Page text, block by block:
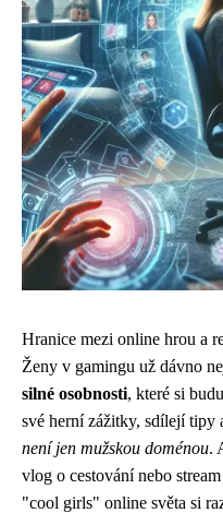
Hranice mezi online hrou a
Ženy v gamingu už dávno
silné osobnosti, které si
své herní zážitky, sdílejí tipy
není jen mužskou doménou.
vlog o cestování nebo
"cool girls" online světa si